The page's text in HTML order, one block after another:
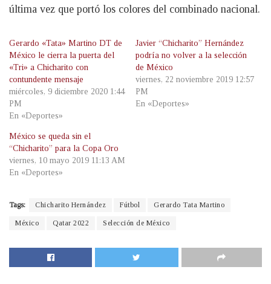
última vez que portó los colores del combinado nacional.
Gerardo «Tata» Martino DT de
México le cierra la puerta del
«Tri» a Chicharito con
contundente mensaje
miércoles, 9 diciembre 2020 1:44
PM
En «Deportes»
Javier “Chicharito” Hernández
podría no volver a la selección
de México
viernes, 22 noviembre 2019 12:57
PM
En «Deportes»
México se queda sin el
“Chicharito” para la Copa Oro
viernes, 10 mayo 2019 11:13 AM
En «Deportes»
Tags: Chicharito Hernández Fútbol Gerardo Tata Martino
México Qatar 2022 Selección de México